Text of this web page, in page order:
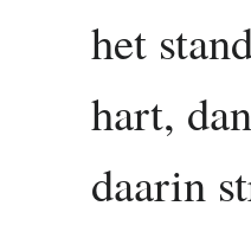
het
hart,
daarin